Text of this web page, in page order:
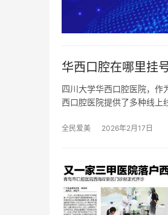
华西口腔在哪里挂
四川大学华西口腔医院，作
西口腔医院提供了多种线上
全民爱美 2026年2月17日